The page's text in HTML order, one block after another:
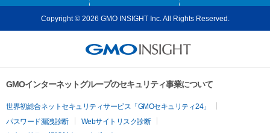
Copyright © 2026 GMO INSIGHT Inc. All Rights Reserved.
GMOインターネットグループのセキュリティ事業について
世界初総合ネットセキュリティサービス「GMOセキュリティ24」
パスワード漏洩診断
Webサイトリスク診断